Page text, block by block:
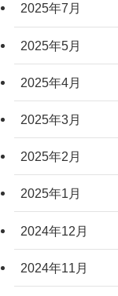
2025年7月
2025年5月
2025年4月
2025年3月
2025年2月
2025年1月
2024年12月
2024年11月